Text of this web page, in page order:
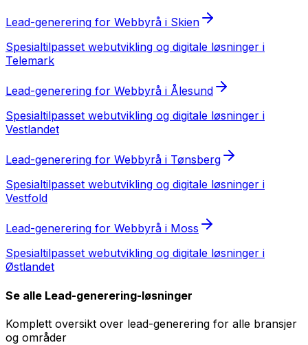
Lead-generering for Webbyrå i Skien
Spesialtilpasset webutvikling og digitale løsninger i
Telemark
Lead-generering for Webbyrå i Ålesund
Spesialtilpasset webutvikling og digitale løsninger i
Vestlandet
Lead-generering for Webbyrå i Tønsberg
Spesialtilpasset webutvikling og digitale løsninger i
Vestfold
Lead-generering for Webbyrå i Moss
Spesialtilpasset webutvikling og digitale løsninger i
Østlandet
Se alle Lead-generering-løsninger
Komplett oversikt over lead-generering for alle bransjer
og områder